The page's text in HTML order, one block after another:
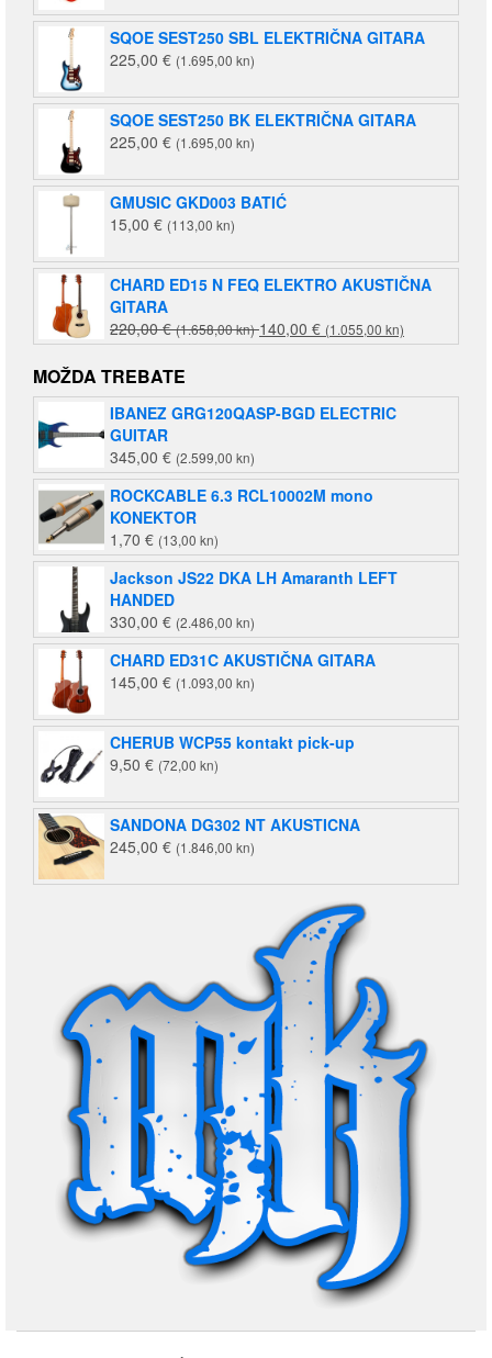
SQOE SEST250 SBL ELEKTRIČNA GITARA
225,00 € (1.695,00 kn)
SQOE SEST250 BK ELEKTRIČNA GITARA
225,00 € (1.695,00 kn)
GMUSIC GKD003 BATIĆ
15,00 € (113,00 kn)
CHARD ED15 N FEQ ELEKTRO AKUSTIČNA
GITARA
220,00€ (1.658,00 kn)Izvorna
cijena
je:
220,00 €
140,00 € (1.055,00 kn)
cijena
140,00 €
MOŽDA TREBATE
IBANEZ GRG120QASP-BGD ELECTRIC
GUITAR
345,00 € (2.599,00 kn)
ROCKCABLE 6.3 RCL10002M mono
KONEKTOR
1,70 € (13,00 kn)
Jackson JS22 DKA LH Amaranth LEFT
HANDED
330,00 € (2.486,00 kn)
CHARD ED31C AKUSTIČNA GITARA
145,00 € (1.093,00 kn)
CHERUB WCP55 kontakt pick-up
9,50 € (72,00 kn)
SANDONA DG302 NT AKUSTICNA
245,00 € (1.846,00 kn)